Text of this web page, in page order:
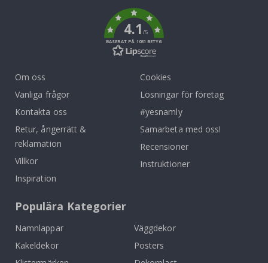
4.1/5
BASERAT PÅ 1031 BETYG
Om oss
Vanliga frågor
Kontakta oss
Retur, ångerrätt &
reklamation
Villkor
Inspiration
Cookies
Lösningar för företag
#yesnamly
Samarbeta med oss!
Recensioner
Instruktioner
Populära Kategorier
Namnlappar
Väggdekor
Kakeldekor
Posters